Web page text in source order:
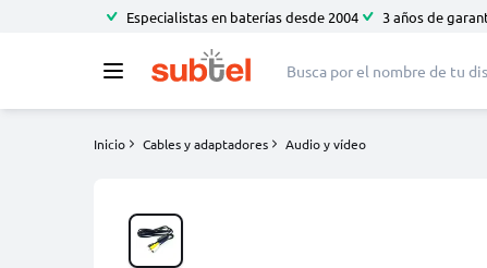
Especialistas en baterías desde 2004 3 años de
Inicio Cables y adaptadores Audio y vídeo